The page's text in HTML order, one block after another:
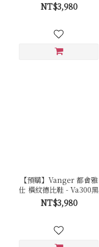
NT$3,980
【預購】Vanger 都會雅
仕 橫紋德比鞋 - Va300黑
NT$3,980